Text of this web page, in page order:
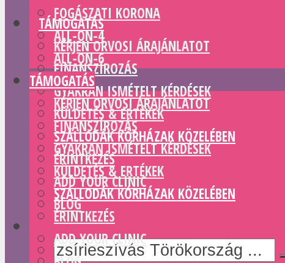
TÁMOGATÁS
KÉRJEN ORVOSI ÁRAJÁNLATOT
FINANSZÍROZÁS
GYAKRAN ISMÉTELT KÉRDÉSEK
KÜLDETÉS & ERTÉKEK
SZÁLLODÁK KÓRHÁZAK KÖZELÉBEN
ÉRINTKEZÉS
ADD YOUR CLINIC
BLOG
FOGÁSZATI KORONA
ALL-ON-4
ALL-ON-6
TÁMOGATÁS
KÉRJEN ORVOSI ÁRAJÁNLATOT
FINANSZÍROZÁS
GYAKRAN ISMÉTELT KÉRDÉSEK
KÜLDETÉS & ERTÉKEK
SZÁLLODÁK KÓRHÁZAK KÖZELÉBEN
ÉRINTKEZÉS
ADD YOUR CLINIC